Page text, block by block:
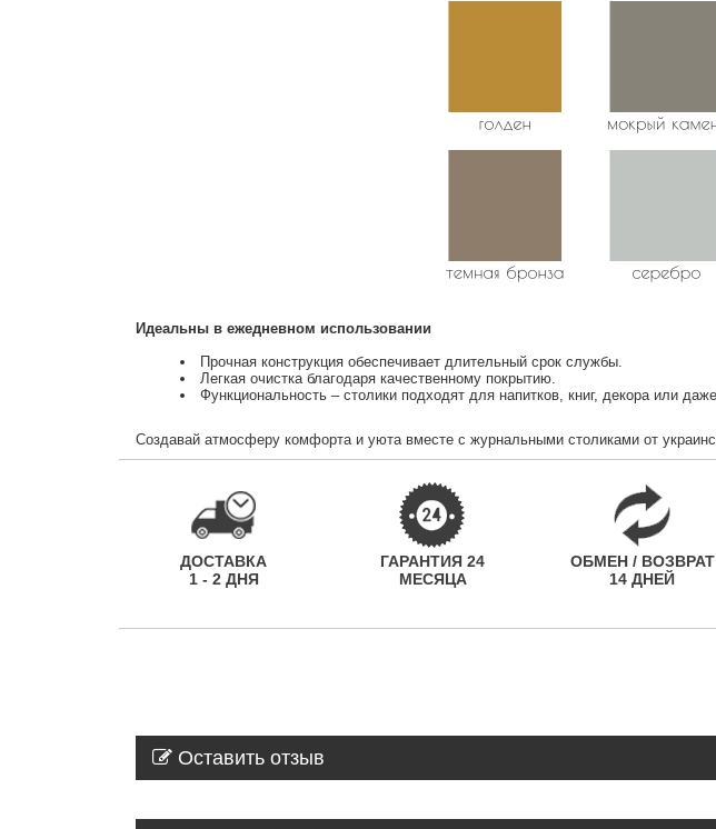
Идеальны в ежедневном использовании
Прочная конструкция обеспечивает длительный срок службы.
Легкая очистка благодаря качественному покрытию.
Функциональность – столики подходят для напитков, книг, декора или
Создавай атмосферу комфорта и уюта вместе с журнальными столиками от
ДОСТАВКА
1 - 2 ДНЯ
ГАРАНТИЯ 24
МЕСЯЦА
ОБМЕН / ВОЗВРАТ
14 ДНЕЙ
Оставить отзыв